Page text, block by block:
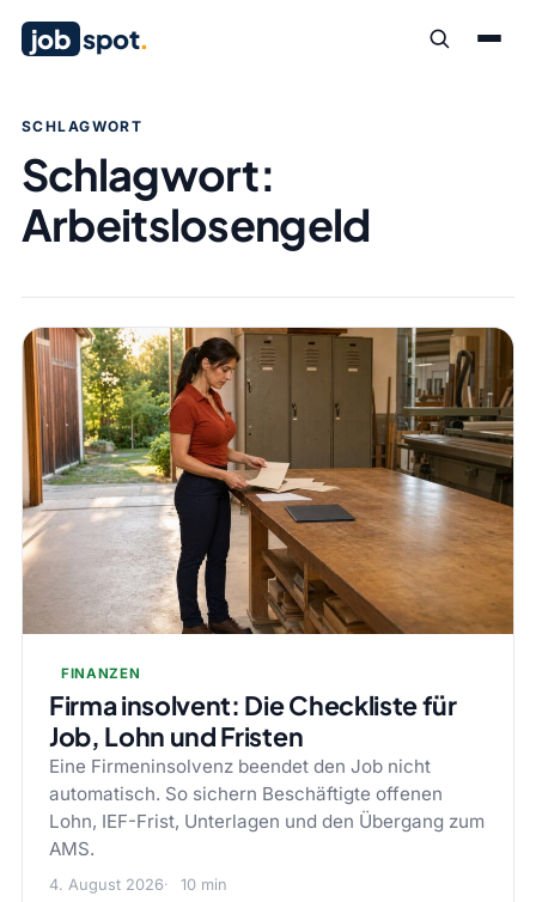
job spot.
SCHLAGWORT
Schlagwort:
Arbeitslosengeld
FINANZEN
Firma insolvent: Die Checkliste für
Job, Lohn und Fristen
Eine Firmeninsolvenz beendet den Job nicht
automatisch. So sichern Beschäftigte offenen
Lohn, IEF-Frist, Unterlagen und den Übergang zum
AMS.
4. August 2026 10 min